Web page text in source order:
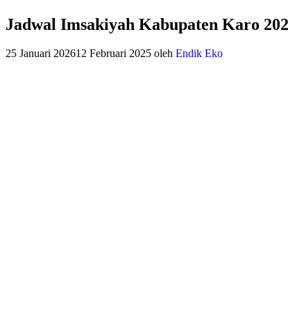
Jadwal Imsakiyah Kabupaten Karo
25 Januari 202612 Februari 2025 oleh Endik Eko